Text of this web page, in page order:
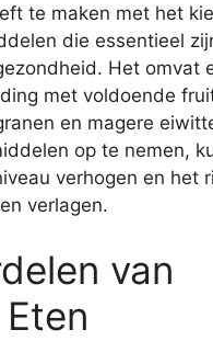
te maken met het
die essentieel
Het omvat
met voldoende
en magere
op te nemen,
verhogen en het
verlagen.
van